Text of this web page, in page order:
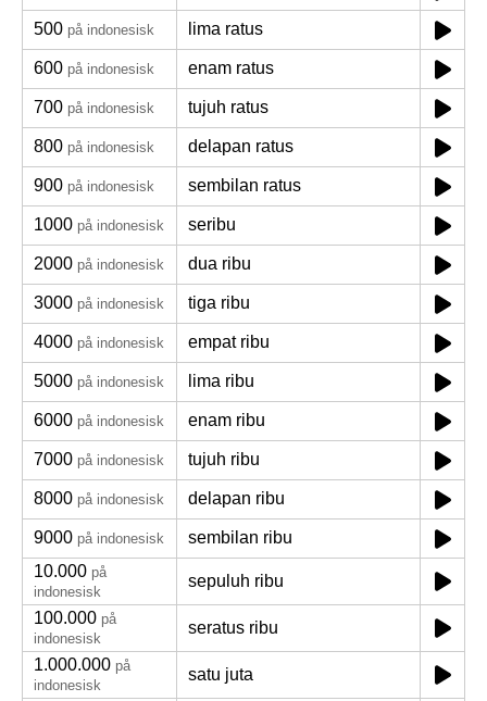
500 på indonesisk lima ratus
600 på indonesisk enam ratus
700 på indonesisk tujuh ratus
800 på indonesisk delapan ratus
900 på indonesisk sembilan ratus
1000 på indonesisk seribu
2000 på indonesisk dua ribu
3000 på indonesisk tiga ribu
4000 på indonesisk empat ribu
5000 på indonesisk lima ribu
6000 på indonesisk enam ribu
7000 på indonesisk tujuh ribu
8000 på indonesisk delapan ribu
9000 på indonesisk
sembilan ribu
10.000 på
indonesisk
sepuluh ribu
100.000 på
indonesisk
seratus ribu
1.000.000 på
indonesisk
satu juta